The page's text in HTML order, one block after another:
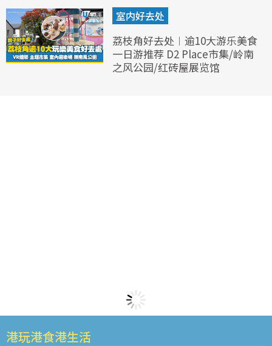
室内好去处
荔枝角好去处︱逾10大游乐美食
一日游推荐 D2 Place市集/岭南
之风公园/红砖屋展览馆
港玩港食港生活